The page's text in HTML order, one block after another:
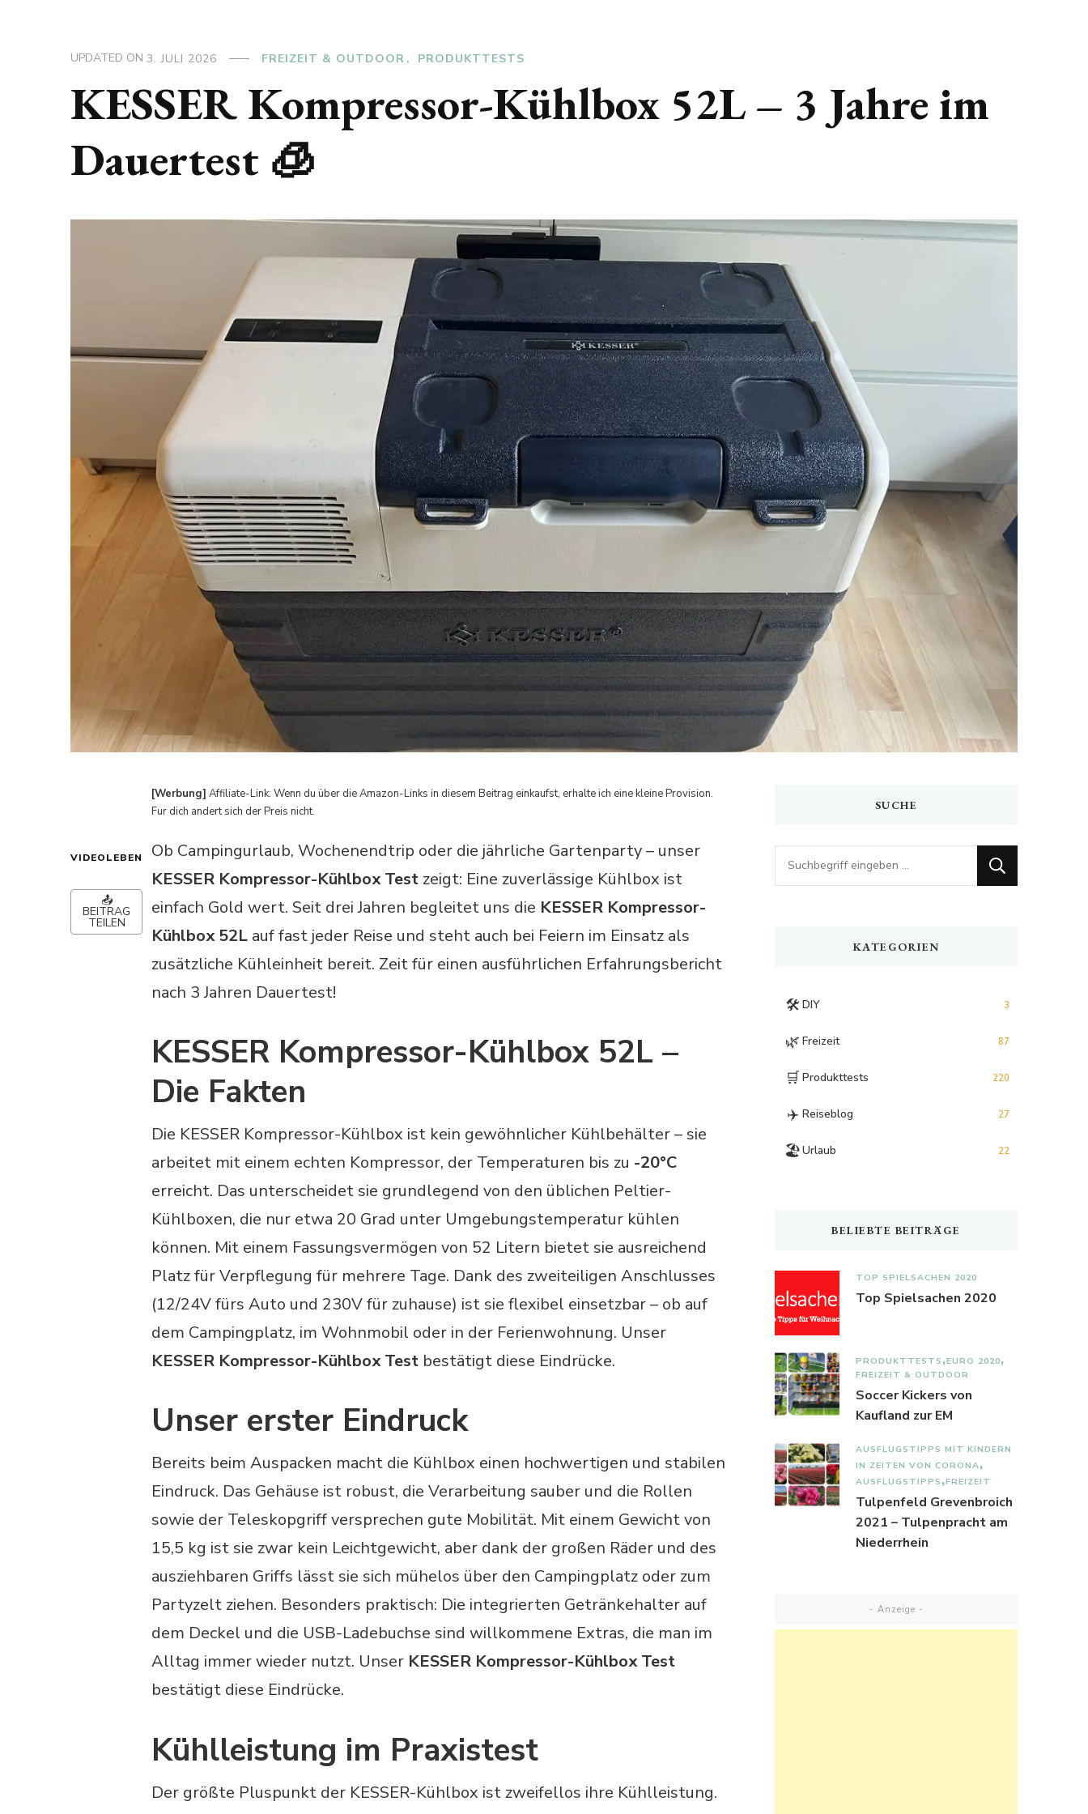
UPDATED ON 3. JULI 2026 FREIZEIT & OUTDOOR PRODUKTTESTS
KESSER Kompressor-Kühlbox 52L – 3 Jahre im
Dauertest 🧊
VIDEOLEBEN
📤
BEITRAG
TEILEN
[Werbung] Affiliate-Link: Wenn du über die Amazon-Links in diesem Beitrag einkaufst, erhalte ich eine kleine Provision.
Fur dich andert sich der Preis nicht.
Ob Campingurlaub, Wochenendtrip oder die jährliche Gartenparty – unser
KESSER Kompressor-Kühlbox Test zeigt: Eine zuverlässige Kühlbox ist
einfach Gold wert. Seit drei Jahren begleitet uns die KESSER Kompressor-
Kühlbox 52L auf fast jeder Reise und steht auch bei Feiern im Einsatz als
zusätzliche Kühleinheit bereit. Zeit für einen ausführlichen Erfahrungsbericht
nach 3 Jahren Dauertest!
KESSER Kompressor-Kühlbox 52L –
Die Fakten
Die KESSER Kompressor-Kühlbox ist kein gewöhnlicher Kühlbehälter – sie
arbeitet mit einem echten Kompressor, der Temperaturen bis zu -20°C
erreicht. Das unterscheidet sie grundlegend von den üblichen Peltier-
Kühlboxen, die nur etwa 20 Grad unter Umgebungstemperatur kühlen
können. Mit einem Fassungsvermögen von 52 Litern bietet sie ausreichend
Platz für Verpflegung für mehrere Tage. Dank des zweiteiligen Anschlusses
(12/24V fürs Auto und 230V für zuhause) ist sie flexibel einsetzbar – ob auf
dem Campingplatz, im Wohnmobil oder in der Ferienwohnung. Unser
KESSER Kompressor-Kühlbox Test bestätigt diese Eindrücke.
Unser erster Eindruck
Bereits beim Auspacken macht die Kühlbox einen hochwertigen und stabilen
Eindruck. Das Gehäuse ist robust, die Verarbeitung sauber und die Rollen
sowie der Teleskopgriff versprechen gute Mobilität. Mit einem Gewicht von
15,5 kg ist sie zwar kein Leichtgewicht, aber dank der großen Räder und des
ausziehbaren Griffs lässt sie sich mühelos über den Campingplatz oder zum
Partyzelt ziehen. Besonders praktisch: Die integrierten Getränkehalter auf
dem Deckel und die USB-Ladebuchse sind willkommene Extras, die man im
Alltag immer wieder nutzt. Unser KESSER Kompressor-Kühlbox Test
bestätigt diese Eindrücke.
Kühlleistung im Praxistest
Der größte Pluspunkt der KESSER-Kühlbox ist zweifellos ihre Kühlleistung.
SUCHE
Looking
for
KATEGORIEN
🛠️ DIY 3
🌿 Freizeit 87
🛒 Produkttests 220
✈️ Reiseblog 27
🏖️Urlaub 22
BELIEBTE BEITRÄGE
TOP SPIELSACHEN 2020
Top Spielsachen 2020
PRODUKTTESTS EURO 2020
FREIZEIT & OUTDOOR
Soccer Kickers von
Kaufland zur EM
AUSFLUGSTIPPS MIT KINDERN
IN ZEITEN VON CORONA
AUSFLUGSTIPPS FREIZEIT
Tulpenfeld Grevenbroich
2021 – Tulpenpracht am
Niederrhein
- Anzeige -